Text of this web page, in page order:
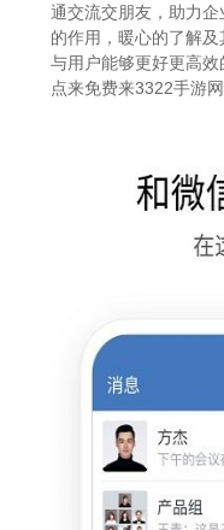
通交流交朋友，助力
的作用，暖心的了解
与用户能够更好更高
点来免费来3322手游网